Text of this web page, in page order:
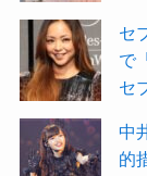
セ
で
セ
中
的